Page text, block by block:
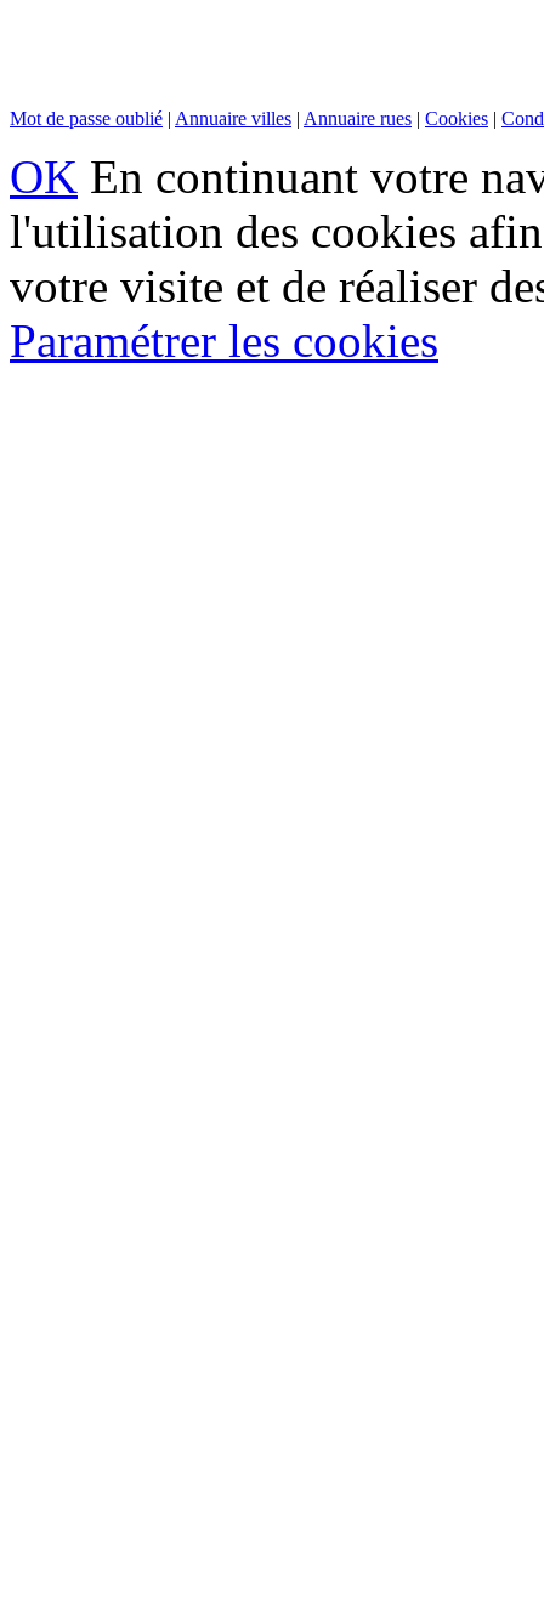
Mot de passe oublié | Annuaire villes | Annuaire rues | Cookies |
OK En continuant votre
l'utilisation des cookies
votre visite et de réaliser
Paramétrer les cookies